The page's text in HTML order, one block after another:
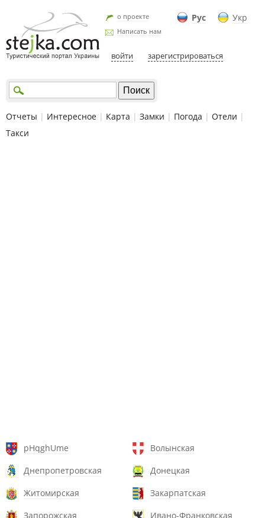
Рус Укр
о проекте
Написать нам
войти зарегистрироваться
Отчеты | Интересное | Карта | Замки | Погода | Отели |
Такси
pHqghUme
Волынская
Днепропетровская
Донецкая
Житомирская
Закарпатская
Запорожская
Ивано-Франковская